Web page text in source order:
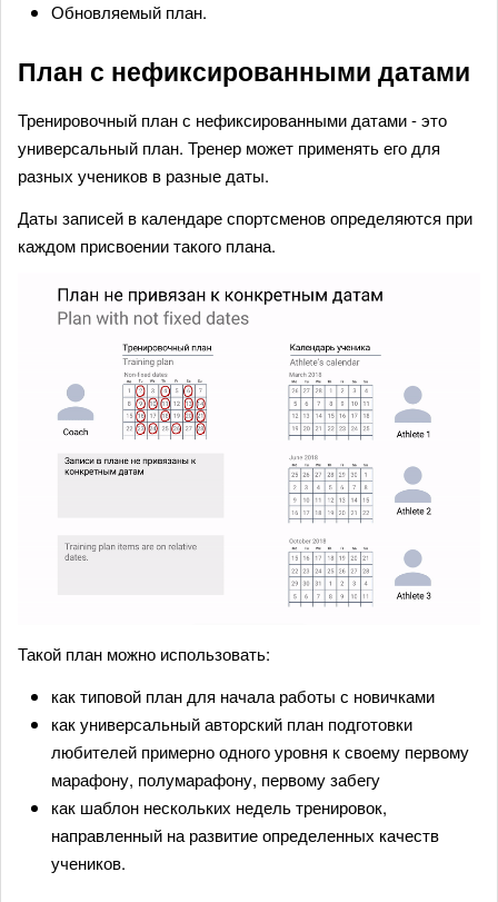
Обновляемый план.
План с нефиксированными датами
Тренировочный план с нефиксированными датами - это
универсальный план. Тренер может применять его для
разных учеников в разные даты.
Даты записей в календаре спортсменов определяются при
каждом присвоении такого плана.
Такой план можно использовать:
как типовой план для начала работы с новичками
как универсальный авторский план подготовки
любителей примерно одного уровня к своему первому
марафону, полумарафону, первому забегу
как шаблон нескольких недель тренировок,
направленный на развитие определенных качеств
учеников.